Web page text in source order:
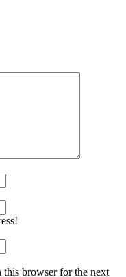
this browser for the next